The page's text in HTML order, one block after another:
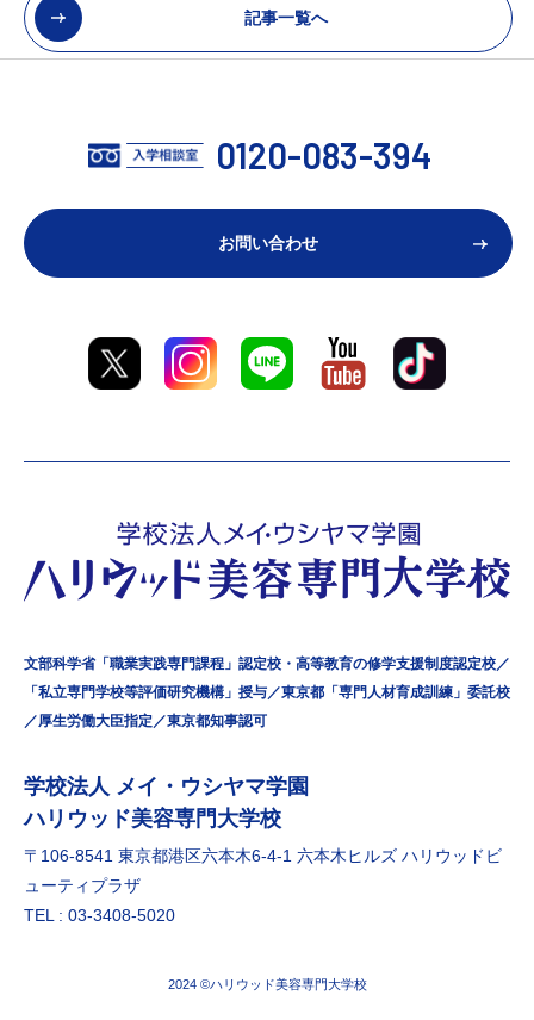
記事一覧へ
文部科学省「職業実践専門課程」認定校・高等教育の修学支援制度認定校／
「私立専門学校等評価研究機構」授与／東京都「専門人材育成訓練」委託校
／厚生労働大臣指定／東京都知事認可
学校法⼈ メイ・ウシヤマ学園
ハリウッド美容専門大学校
〒106-8541 東京都港区六本⽊6-4-1 六本⽊ヒルズ ハリウッドビ
ューティプラザ
TEL : 03-3408-5020
0120-083-394
お問い合わせ
2024 ©ハリウッド美容専門大学校